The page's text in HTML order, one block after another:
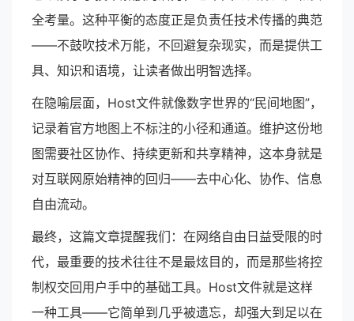
全考量。这种平衡的态度正是负责任技术传播的典范
——不鼓吹技术万能，不回避复杂现实，而是提供工
具、知识和语境，让读者做出明智选择。
在隐喻层面，Host文件就像数字世界的“民间地图”，
记录着官方地图上不标注的小径和通道。维护这份地
图需要社区协作、持续更新和共享精神，这本身就是
对互联网原始精神的回归——去中心化、协作、信息
自由流动。
最终，这篇文章提醒我们：在网络自由日益受限的时
代，最重要的技术往往不是最炫目的，而是那些将控
制权交回用户手中的基础工具。Host文件就是这样
一种工具——它简单到几乎被遗忘，却强大到足以在